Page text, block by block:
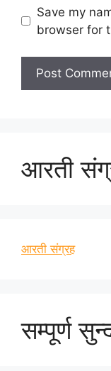
Save my
browser for
आरती
आरती संग्रह
सम्पूर्ण